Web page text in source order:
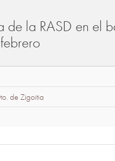
la RASD en el
de Zigoitia